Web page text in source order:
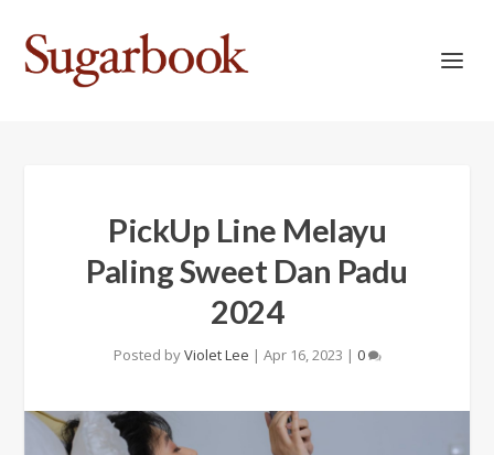
PickUp Line Melayu
Paling Sweet Dan Padu
2024
Posted byViolet Lee | Apr 16, 2023 | 0